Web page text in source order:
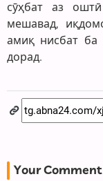
сӯҳбат аз
мешавад,
амиқ нисбат ба
дорад.
Your Comment